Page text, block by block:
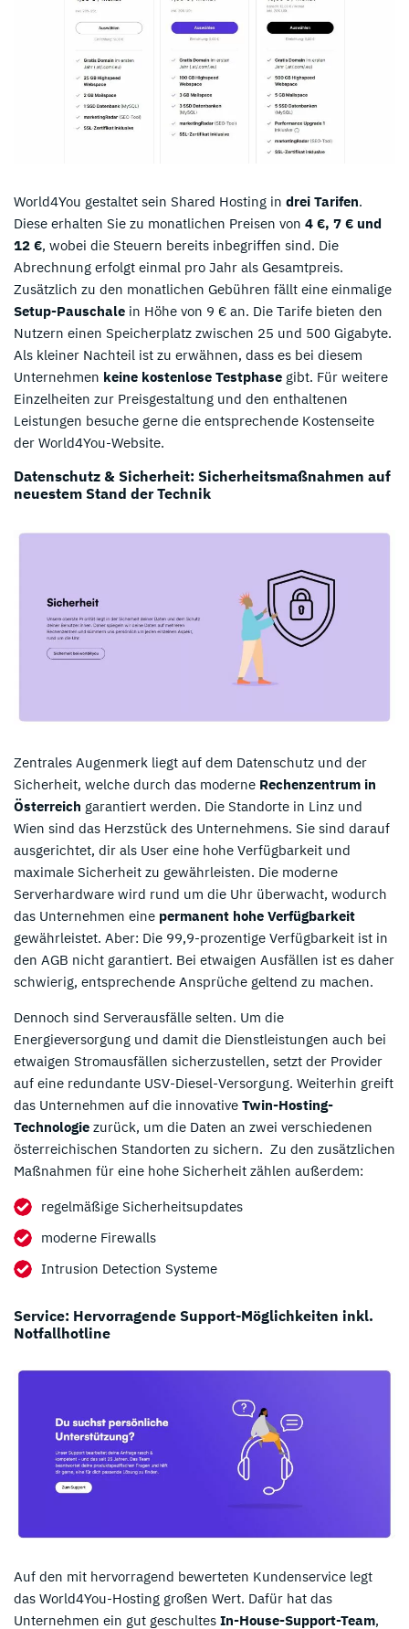
World4You gestaltet sein Shared Hosting in drei Tarifen.
Diese erhalten Sie zu monatlichen Preisen von 4 €, 7 € und
12 €, wobei die Steuern bereits inbegriffen sind. Die
Abrechnung erfolgt einmal pro Jahr als Gesamtpreis.
Zusätzlich zu den monatlichen Gebühren fällt eine einmalige
Setup-Pauschale in Höhe von 9 € an. Die Tarife bieten den
Nutzern einen Speicherplatz zwischen 25 und 500 Gigabyte.
Als kleiner Nachteil ist zu erwähnen, dass es bei diesem
Unternehmen keine kostenlose Testphase gibt. Für weitere
Einzelheiten zur Preisgestaltung und den enthaltenen
Leistungen besuche gerne die entsprechende Kostenseite
der World4You-Website.
Datenschutz & Sicherheit: Sicherheitsmaßnahmen auf
neuestem Stand der Technik
Zentrales Augenmerk liegt auf dem Datenschutz und der
Sicherheit, welche durch das moderne Rechenzentrum in
Österreich garantiert werden. Die Standorte in Linz und
Wien sind das Herzstück des Unternehmens. Sie sind darauf
ausgerichtet, dir als User eine hohe Verfügbarkeit und
maximale Sicherheit zu gewährleisten. Die moderne
Serverhardware wird rund um die Uhr überwacht, wodurch
das Unternehmen eine permanent hohe Verfügbarkeit
gewährleistet. Aber: Die 99,9-prozentige Verfügbarkeit ist in
den AGB nicht garantiert. Bei etwaigen Ausfällen ist es daher
schwierig, entsprechende Ansprüche geltend zu machen.
Dennoch sind Serverausfälle selten. Um die
Energieversorgung und damit die Dienstleistungen auch bei
etwaigen Stromausfällen sicherzustellen, setzt der Provider
auf eine redundante USV-Diesel-Versorgung. Weiterhin greift
das Unternehmen auf die innovative Twin-Hosting-
Technologie zurück, um die Daten an zwei verschiedenen
österreichischen Standorten zu sichern. Zu den zusätzlichen
Maßnahmen für eine hohe Sicherheit zählen außerdem:
regelmäßige Sicherheitsupdates
moderne Firewalls
Intrusion Detection Systeme
Service: Hervorragende Support-Möglichkeiten inkl.
Notfallhotline
Auf den mit hervorragend bewerteten Kundenservice legt
das World4You-Hosting großen Wert. Dafür hat das
Unternehmen ein gut geschultes In-House-Support-Team,